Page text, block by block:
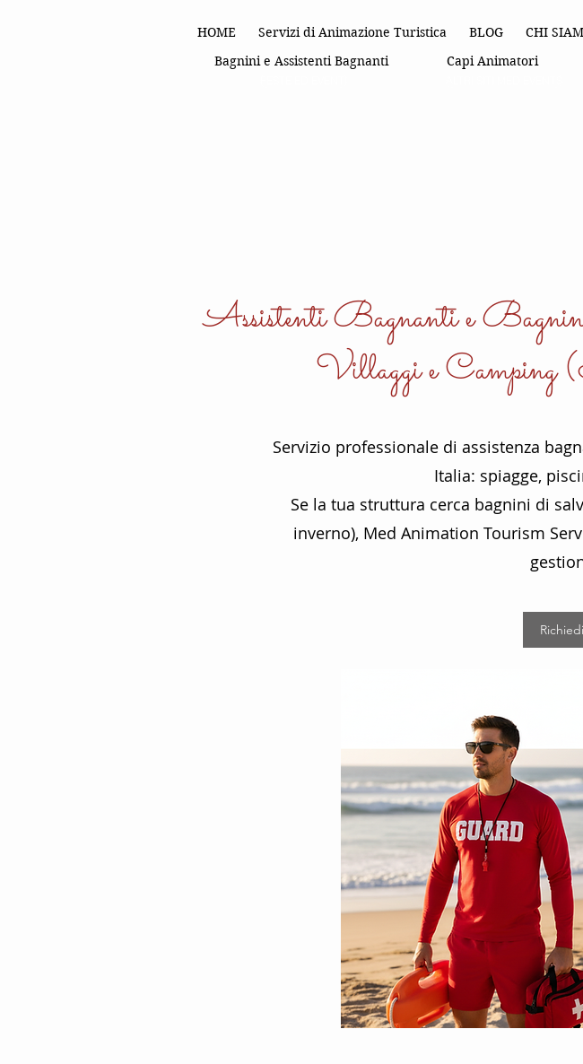
HOME Servizi di Animazione Turistica BLOG CHI
Bagnini e Assistenti Bagnanti
Capi Animatori
Assistenti Bagnanti e
Villaggi e Camping
Servizio professionale di assistenza
Italia: spiagge,
Se la tua struttura cerca bagnini di
inverno), Med Animation Tourism